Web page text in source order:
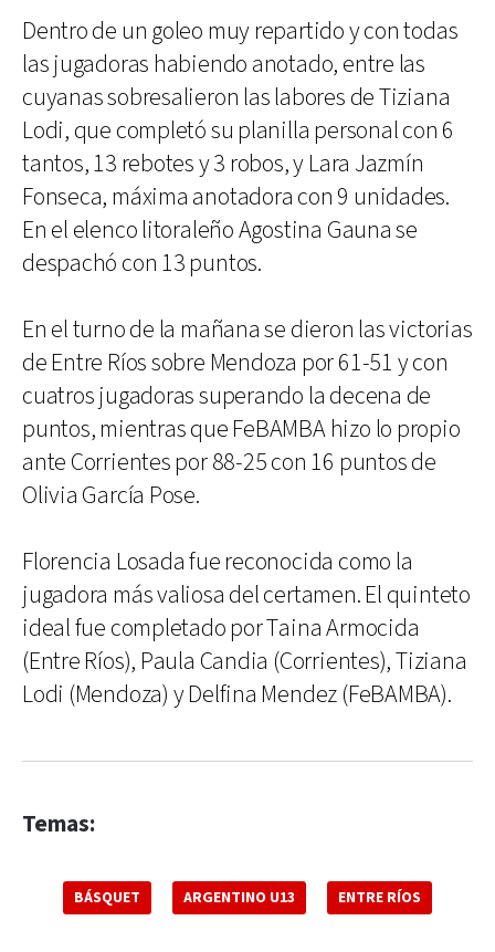
Dentro de un goleo muy repartido y con todas
las jugadoras habiendo anotado, entre las
cuyanas sobresalieron las labores de Tiziana
Lodi, que completó su planilla personal con 6
tantos, 13 rebotes y 3 robos, y Lara Jazmín
Fonseca, máxima anotadora con 9 unidades.
En el elenco litoraleño Agostina Gauna se
despachó con 13 puntos.
En el turno de la mañana se dieron las victorias
de Entre Ríos sobre Mendoza por 61-51 y con
cuatros jugadoras superando la decena de
puntos, mientras que FeBAMBA hizo lo propio
ante Corrientes por 88-25 con 16 puntos de
Olivia García Pose.
Florencia Losada fue reconocida como la
jugadora más valiosa del certamen. El quinteto
ideal fue completado por Taina Armocida
(Entre Ríos), Paula Candia (Corrientes), Tiziana
Lodi (Mendoza) y Delfina Mendez (FeBAMBA).
Temas:
BÁSQUET ARGENTINO U13 ENTRE RÍOS